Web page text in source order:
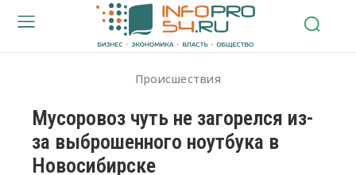
Происшествия
Мусоровоз чуть не загорелся из-
за выброшенного ноутбука в
Новосибирске